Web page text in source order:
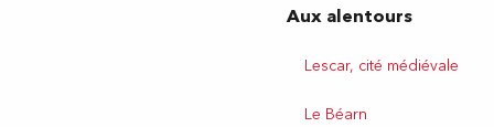
Aux alentours
Lescar, cité médiévale
Le Béarn